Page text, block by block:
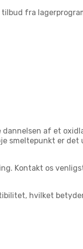
fra
af et
smeltepunkt er
Kontakt os
hvilket